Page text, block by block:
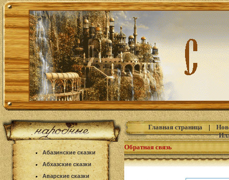
Абазинские сказки
Абхазские сказки
Аварские сказки
Главная страница|
Обратная связь